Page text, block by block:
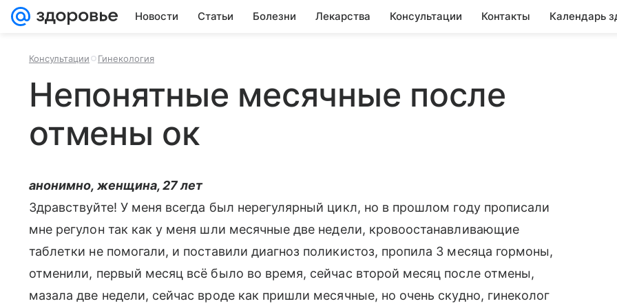
Новости Статьи Болезни Лекарства Консультации Контакты Календарь
Консультации Гинекология
Непонятные месячные после
отмены ок
анонимно, женщина, 27 лет
Здравствуйте! У меня всегда был нерегулярный цикл, но в прошлом году прописали
мне регулон так как у меня шли месячные две недели, кровоостанавливающие
таблетки не помогали, и поставили диагноз поликистоз, пропила 3 месяца гормоны,
отменили, первый месяц всё было во время, сейчас второй месяц после отмены,
мазала две недели, сейчас вроде как пришли месячные, но очень скудно, гинеколог